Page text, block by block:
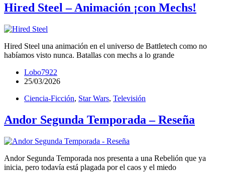
Hired Steel – Animación ¡con Mechs!
Hired Steel una animación en el universo de Battletech como no
habíamos visto nunca. Batallas con mechs a lo grande
Lobo7922
25/03/2026
Ciencia-Ficción, Star Wars, Televisión
Andor Segunda Temporada – Reseña
Andor Segunda Temporada nos presenta a una Rebelión que ya
inicia, pero todavía está plagada por el caos y el miedo